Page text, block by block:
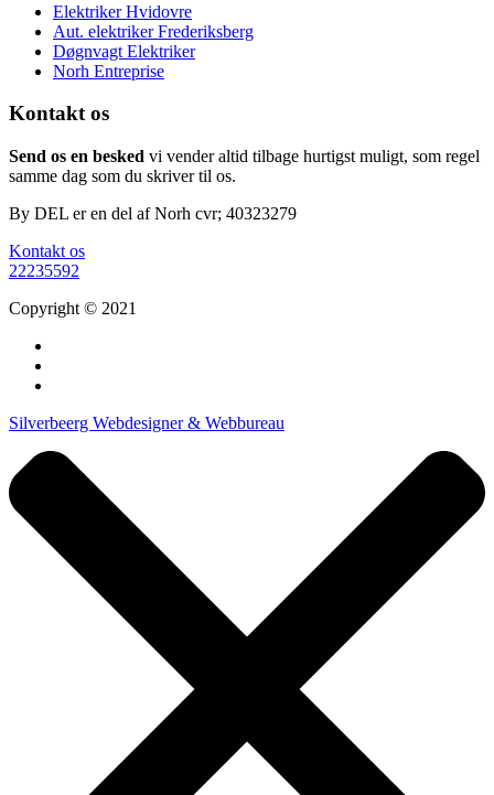
Elektriker Hvidovre
Aut. elektriker Frederiksberg
Døgnvagt Elektriker
Norh Entreprise
Kontakt os
Send os en besked vi vender altid tilbage hurtigst muligt, som regel
samme dag som du skriver til os.
By DEL er en del af Norh cvr; 40323279
Kontakt os
22235592
Copyright © 2021
Silverbeerg Webdesigner & Webbureau